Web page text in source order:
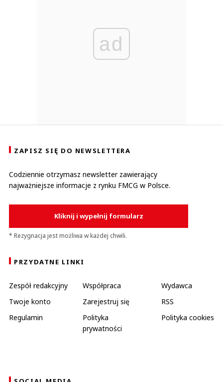
ad
ZAPISZ SIĘ DO NEWSLETTERA
Codziennie otrzymasz newsletter zawierający
najważniejsze informacje z rynku FMCG w Polsce.
Kliknij i wypełnij formularz
* Rezygnacja jest możliwa w każdej chwili.
PRZYDATNE LINKI
Zespół redakcyjny Współpraca
Wydawca
Twoje konto
Zarejestruj się
RSS
Regulamin
Polityka
prywatności
Polityka cookies